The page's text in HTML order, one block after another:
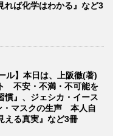
ば化学はわかる』など3
ル】本日は、上阪徹(著)
不安・不満・不可能を
慣』、ジェシカ・イース
・マスクの生声 本人自
える真実』など3冊